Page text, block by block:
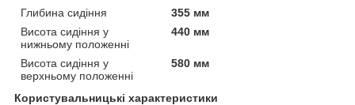
Глибина сидіння
355 мм
Висота сидіння у
нижньому положенні
440 мм
Висота сидіння у
верхньому положенні
580 мм
Користувальницькі характеристики